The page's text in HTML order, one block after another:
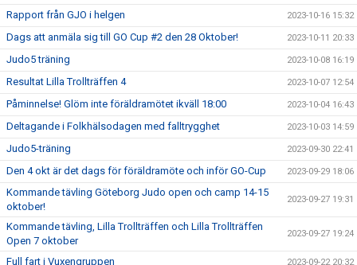
Rapport från GJO i helgen 2023-10-16 15:32
Dags att anmäla sig till GO Cup #2 den 28 Oktober! 2023-10-11 20:33
Judo5 träning 2023-10-08 16:19
Resultat Lilla Trollträffen 4 2023-10-07 12:54
Påminnelse! Glöm inte föräldramötet ikväll 18:00 2023-10-04 16:43
Deltagande i Folkhälsodagen med falltrygghet 2023-10-03 14:59
Judo5-träning 2023-09-30 22:41
Den 4 okt är det dags för föräldramöte och inför GO-Cup 2023-09-29 18:06
Kommande tävling Göteborg Judo open och camp 14-15
oktober!
2023-09-27 19:31
Kommande tävling, Lilla Trollträffen och Lilla Trollträffen
Open 7 oktober
2023-09-27 19:24
Full fart i Vuxengruppen 2023-09-22 20:32